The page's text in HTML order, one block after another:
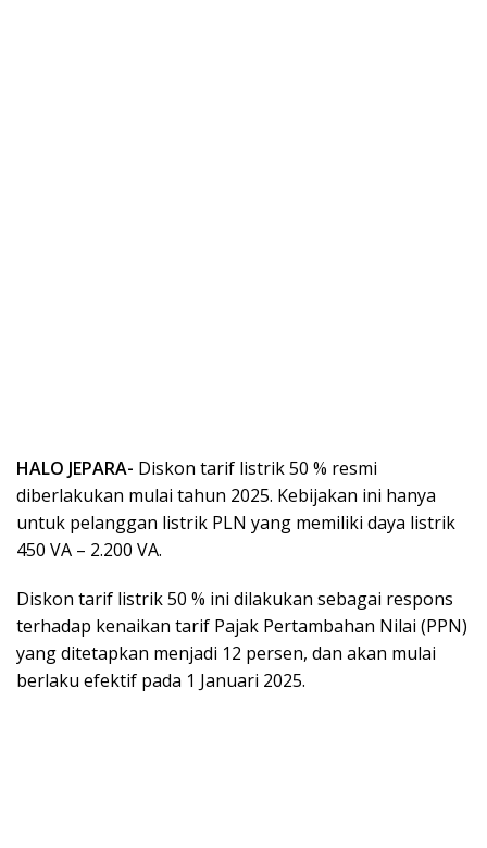
HALO JEPARA- Diskon tarif listrik 50 % resmi
diberlakukan mulai tahun 2025. Kebijakan ini hanya
untuk pelanggan listrik PLN yang memiliki daya listrik
450 VA – 2.200 VA.
Diskon tarif listrik 50 % ini dilakukan sebagai respons
terhadap kenaikan tarif Pajak Pertambahan Nilai (PPN)
yang ditetapkan menjadi 12 persen, dan akan mulai
berlaku efektif pada 1 Januari 2025.